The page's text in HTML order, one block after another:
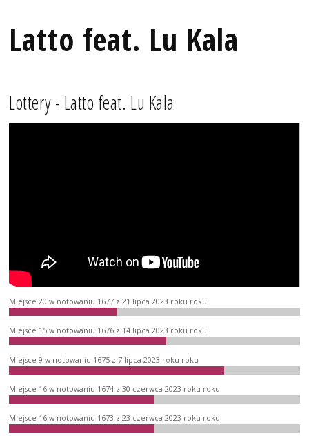
Latto feat. Lu Kala
Lottery - Latto feat. Lu Kala
Miejsce 20 w notowaniu 1677 z 21 lipca 2023 roku roku
Miejsce 15 w notowaniu 1676 z 14 lipca 2023 roku roku
Miejsce 9 w notowaniu 1675 z 7 lipca 2023 roku roku
Miejsce 16 w notowaniu 1674 z 30 czerwca 2023 roku roku
Miejsce 16 w notowaniu 1673 z 23 czerwca 2023 roku roku